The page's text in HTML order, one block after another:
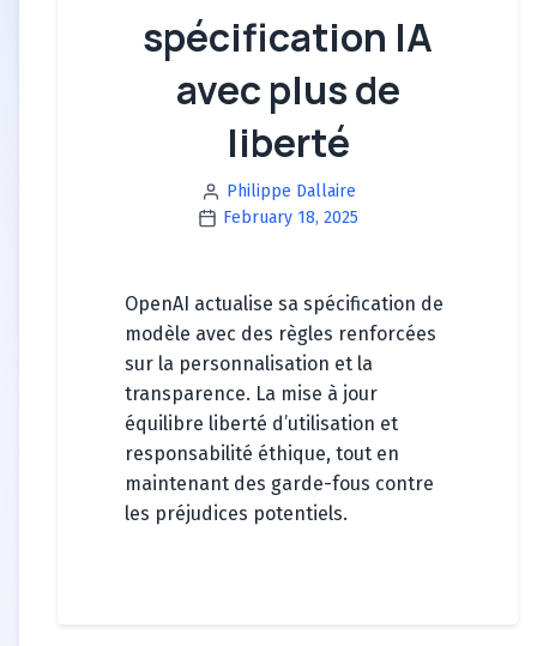
spécification IA
avec plus de
liberté
Philippe Dallaire
February 18, 2025
OpenAI actualise sa spécification de
modèle avec des règles renforcées
sur la personnalisation et la
transparence. La mise à jour
équilibre liberté d’utilisation et
responsabilité éthique, tout en
maintenant des garde-fous contre
les préjudices potentiels.